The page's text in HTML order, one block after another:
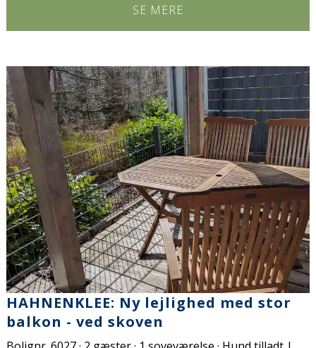
SE MERE
HAHNENKLEE: Ny lejlighed med stor
balkon - ved skoven